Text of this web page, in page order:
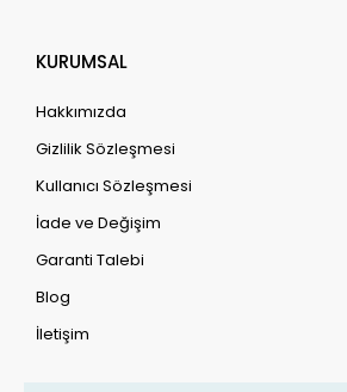
KURUMSAL
Hakkımızda
Gizlilik Sözleşmesi
Kullanıcı Sözleşmesi
İade ve Değişim
Garanti Talebi
Blog
İletişim